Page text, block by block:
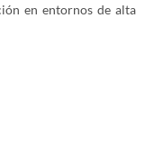
en entornos de alta